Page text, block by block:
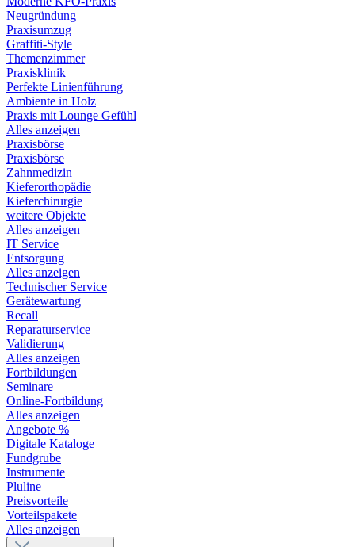
Neugründung
Praxisumzug
Graffiti-Style
Themenzimmer
Praxisklinik
Perfekte Linienführung
Ambiente in Holz
Praxis mit Lounge Gefühl
Alles anzeigen
Praxisbörse
Praxisbörse
Zahnmedizin
Kieferorthopädie
Kieferchirurgie
weitere Objekte
Alles anzeigen
IT Service
Entsorgung
Alles anzeigen
Technischer Service
Gerätewartung
Recall
Reparaturservice
Validierung
Alles anzeigen
Fortbildungen
Seminare
Online-Fortbildung
Alles anzeigen
Angebote %
Digitale Kataloge
Fundgrube
Instrumente
Pluline
Preisvorteile
Vorteilspakete
Alles anzeigen